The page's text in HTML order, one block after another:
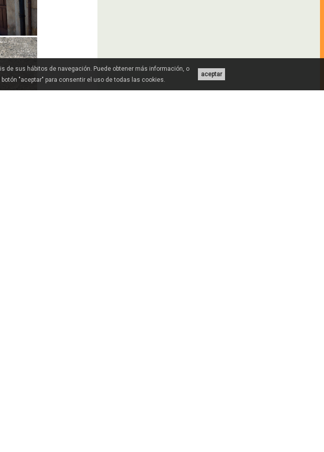
aceptar
de sus hábitos de navegación. Puede obtener más información, o
botón "aceptar" para consentir el uso de todas las cookies.